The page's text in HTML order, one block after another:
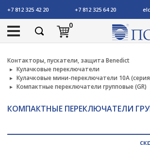
+7 812 325 42 20 +7 812 325 64 20
0
Контакторы, пускатели, защита Benedict
Кулачковые переключатели
Кулачковые мини-переключатели 10А (серия
Компактные переключатели групповые (GR)
КОМПАКТНЫЕ ПЕРЕКЛЮЧАТЕЛИ